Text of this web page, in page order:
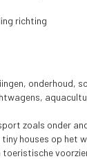
richting
onderhoud,
zoals onder
houses op het